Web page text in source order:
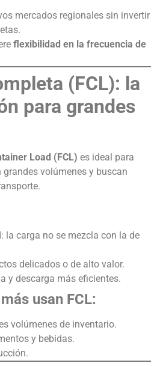
mercados regionales sin invertir
flexibilidad en la frecuencia de
(FCL): la
para grandes
Load (FCL) es ideal para
grandes volúmenes y buscan
la carga no se mezcla con la de
delicados o de alto valor.
y descarga más eficientes.
usan FCL:
volúmenes de inventario.
y bebidas.